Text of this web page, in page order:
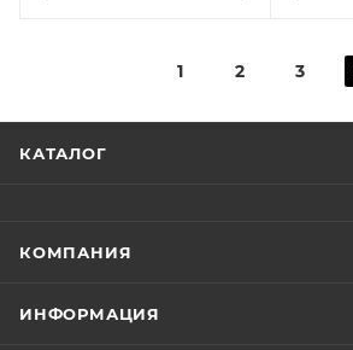
1 2 3
КАТАЛОГ
КОМПАНИЯ
ИНФОРМАЦИЯ